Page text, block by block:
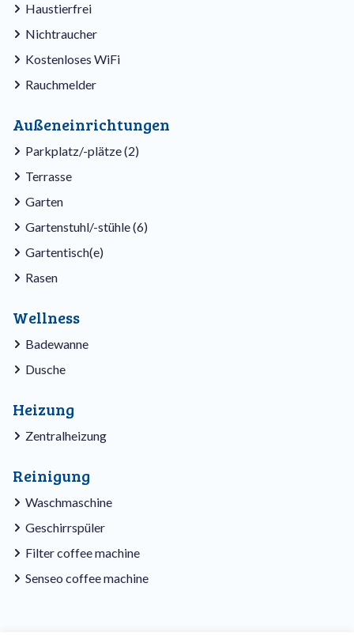
Haustierfrei
Nichtraucher
Kostenloses WiFi
Rauchmelder
Außeneinrichtungen
Parkplatz/-plätze (2)
Terrasse
Garten
Gartenstuhl/-stühle (6)
Gartentisch(e)
Rasen
Wellness
Badewanne
Dusche
Heizung
Zentralheizung
Reinigung
Waschmaschine
Geschirrspüler
Filter coffee machine
Senseo coffee machine